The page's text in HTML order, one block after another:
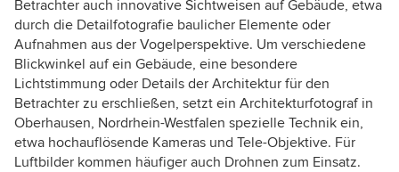
Betrachter auch innovative Sichtweisen auf Gebäude, etwa
durch die Detailfotografie baulicher Elemente oder
Aufnahmen aus der Vogelperspektive. Um verschiedene
Blickwinkel auf ein Gebäude, eine besondere
Lichtstimmung oder Details der Architektur für den
Betrachter zu erschließen, setzt ein Architekturfotograf in
Oberhausen, Nordrhein-Westfalen spezielle Technik ein,
etwa hochauflösende Kameras und Tele-Objektive. Für
Luftbilder kommen häufiger auch Drohnen zum Einsatz.